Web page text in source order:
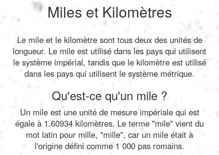
Miles et Kilomètres
Le mile et le kilomètre sont tous deux des unités de
longueur. Le mile est utilisé dans les pays qui utilisent
le système impérial, tandis que le kilomètre est utilisé
dans les pays qui utilisent le système métrique.
Qu'est-ce qu'un mile ?
Un mile est une unité de mesure impériale qui est
égale à 1.60934 kilomètres. Le terme "mile" vient du
mot latin pour mille, "mille", car un mile était à
l'origine défini comme 1 000 pas romains.